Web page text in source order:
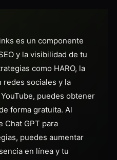
es un componente
y la visibilidad de tu
como HARO, la
redes sociales y la
puedes obtener
forma gratuita. Al
Chat GPT para
puedes aumentar
en línea y tu